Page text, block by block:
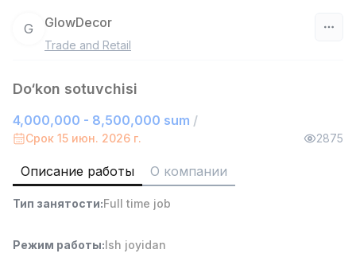
Работник склада
ASIAN
Full time job
Ish joyidan
6,000,000 - 15,000,000 sum
G GlowDecor
Trade and Retail
Do‘kon sotuvchisi
4,000,000 - 8,500,000 sum /
Срок 15 июн. 2026 г. 2875
Описание работы О компании
Тип занятости:Full time job
Режим работы:Ish joyidan